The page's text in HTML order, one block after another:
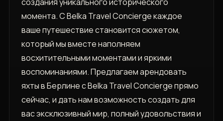
момента. С Belka Travel Concierge каждое
ваше путешествие становится сюжетом,
который мы вместе наполняем
восхитительными моментами и яркими
воспоминаниями. Предлагаем арендовать
яхты в Берлине с Belka Travel Concierge прямо
сейчас, и дать нам возможность создать для
вас эксклюзивный мир, полный удовольствия и